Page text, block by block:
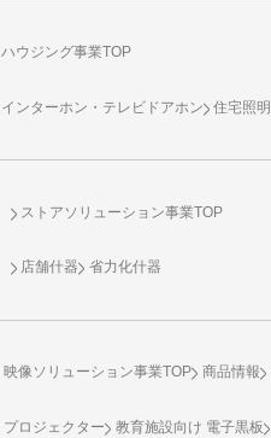
ハウジング事業TOP
インターホン・テレビドアホン 住宅照明
ストアソリューション事業TOP
店舗什器 省力化什器
映像ソリューション事業TOP 商品情報
プロジェクター 教育施設向け 電子黒板